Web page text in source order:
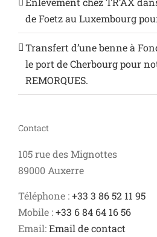
de Foetz au Luxembourg
Transfert d’une benne à
le port de Cherbourg pour
REMORQUES.
Contact
105 rue des Mignottes
89000 Auxerre
Téléphone :+33 3 86 52 11 95
Mobile :+33 6 84 64 16 56
Email:Email de contact